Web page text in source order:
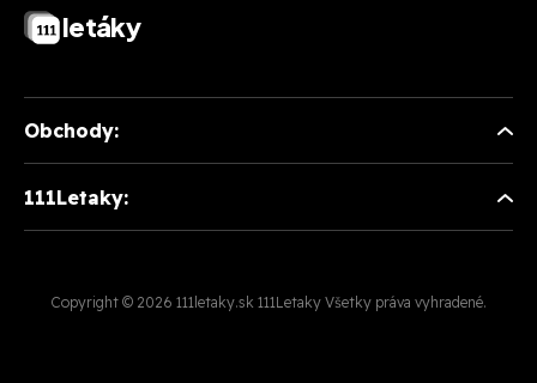
letáky
Obchody:
111Letaky:
Copyright © 2026 111letaky.sk 111Letaky Všetky práva vyhradené.